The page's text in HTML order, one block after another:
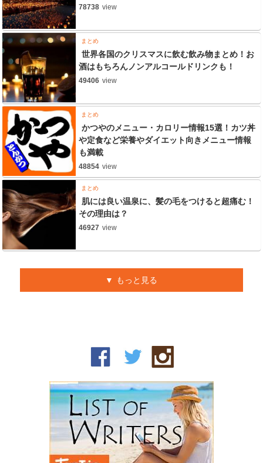
78738 view
まとめ
世界各国のクリスマスに飲む飲み物まとめ！お
酒はもちろんノンアルコールドリンクも！
49406 view
まとめ
かつやのメニュー・カロリー情報15選！カツ丼
や定食など栄養やダイエット向きメニュー情報
も満載
48854 view
まとめ
肌には良い温泉に、髪の毛をつけると超痛む！
その理由は？
46927 view
もっと見る